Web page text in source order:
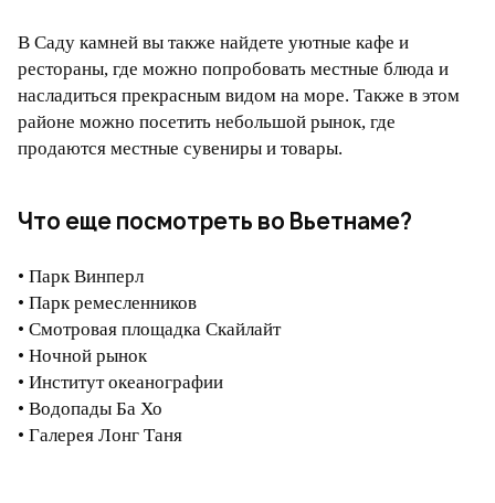
В Саду камней вы также найдете уютные кафе и
рестораны, где можно попробовать местные блюда и
насладиться прекрасным видом на море. Также в этом
районе можно посетить небольшой рынок, где
продаются местные сувениры и товары.
Что еще посмотреть во Вьетнаме?
• Парк Винперл
• Парк ремесленников
• Смотровая площадка Скайлайт
• Ночной рынок
• Институт океанографии
• Водопады Ба Хо
• Галерея Лонг Таня